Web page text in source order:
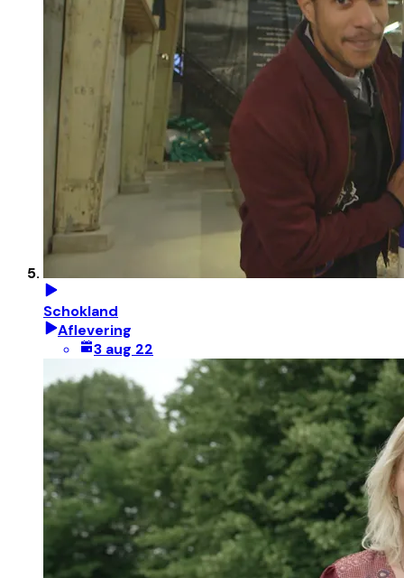
Schokland
Aflevering
3 aug 22